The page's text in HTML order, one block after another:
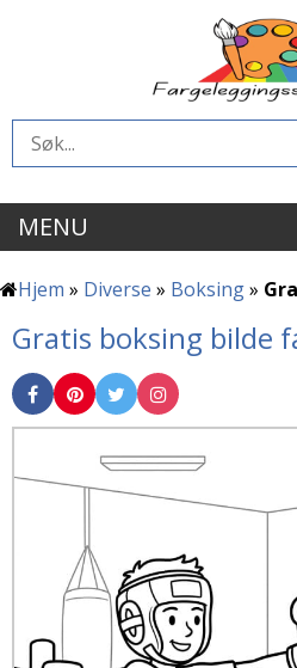
MENU
Hjem » Diverse » Boksing»
Gratis boksing bilde